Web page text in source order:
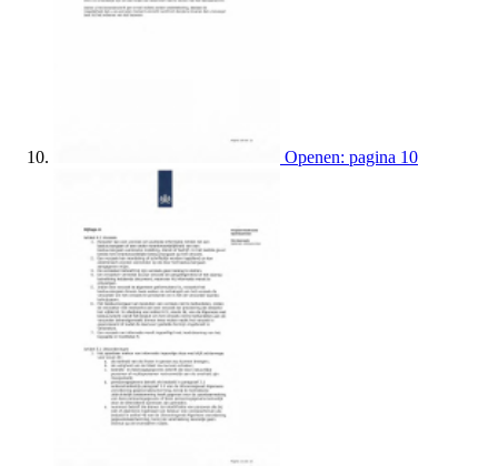
Openen: pagina 10